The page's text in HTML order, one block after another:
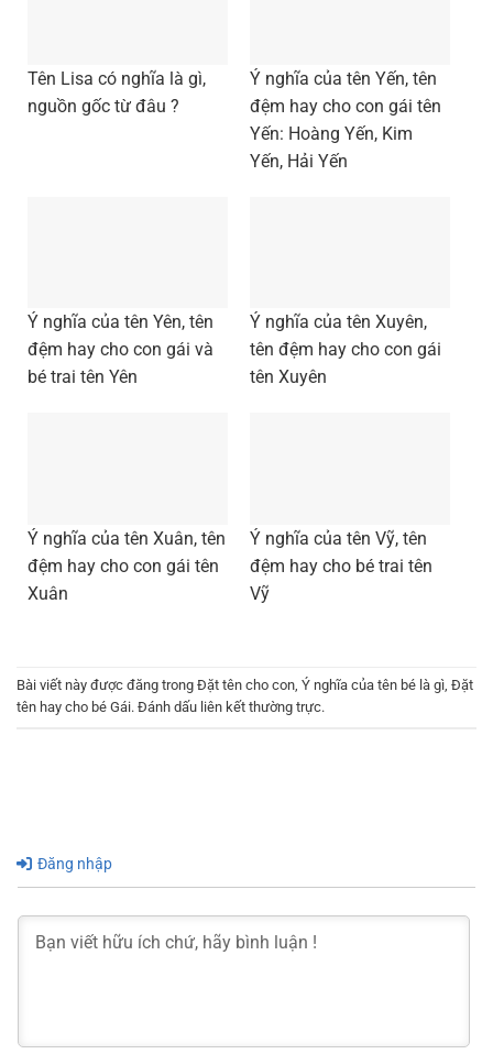
Tên Lisa có nghĩa là gì,
nguồn gốc từ đâu ?
Ý nghĩa của tên Yến, tên
đệm hay cho con gái tên
Yến: Hoàng Yến, Kim
Yến, Hải Yến
Ý nghĩa của tên Yên, tên
đệm hay cho con gái và
bé trai tên Yên
Ý nghĩa của tên Xuyên,
tên đệm hay cho con gái
tên Xuyên
Ý nghĩa của tên Xuân, tên
đệm hay cho con gái tên
Xuân
Ý nghĩa của tên Vỹ, tên
đệm hay cho bé trai tên
Vỹ
Bài viết này được đăng trong Đặt tên cho con, Ý nghĩa của tên bé là gì, Đặt
tên hay cho bé Gái. Đánh dấu liên kết thường trực.
Đăng nhập